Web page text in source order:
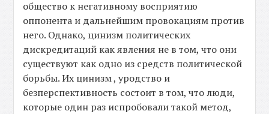
общество к негативному восприятию
оппонента и дальнейшим провокациям против
него. Однако, цинизм политических
дискредитаций как явления не в том, что они
существуют как одно из средств политической
борьбы. Их цинизм , уродство и
безперспективность состоит в том, что люди,
которые один раз испробовали такой метод,